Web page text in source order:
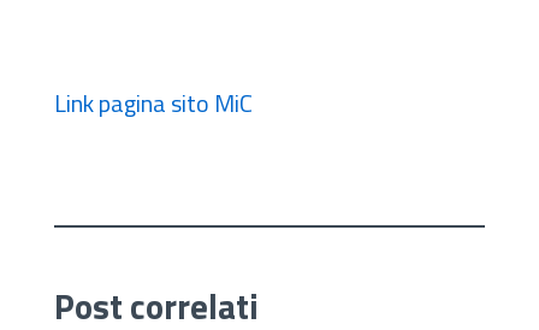
Link pagina sito MiC
Post correlati